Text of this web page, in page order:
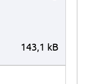
143,1 kB